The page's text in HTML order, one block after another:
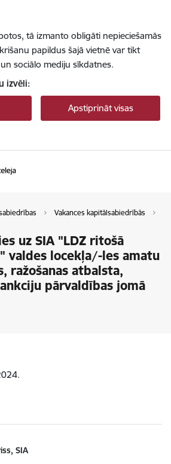
tā izmanto obligāti nepieciešamās
papildus šajā vietnē var tikt
sociālo mediju sīkdatnes.
izvēli:
Apstiprināt visas
Vakances kapitālsabiedrībās
uz SIA "LDZ ritošā
valdes locekļa/-les amatu
ražošanas atbalsta,
pārvaldības jomā
SIA